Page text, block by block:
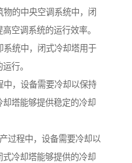
的中央空调系统中，闭
空调系统的运行效率。
系统中，闭式冷却塔用于
行。
中，设备需要冷却以保持
塔能够提供稳定的冷却
过程中，设备需要冷却以
冷却塔能够提供的冷却